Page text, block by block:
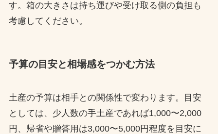
す。箱の大きさは持ち運びや受け取る側の負担も
考慮してください。
予算の目安と相場感をつかむ方法
土産の予算は相手との関係性で変わります。目安
としては、少人数の手土産であれば1,000〜2,000
円、帰省や贈答用は3,000〜5,000円程度を目安に